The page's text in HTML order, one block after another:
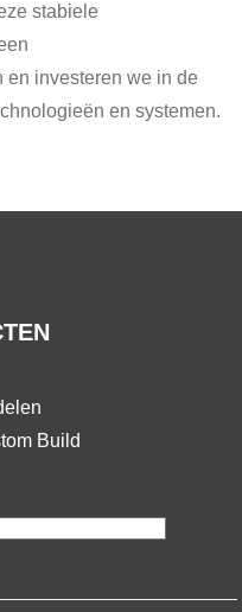
stabiele
en investeren we in de
en systemen.
Build